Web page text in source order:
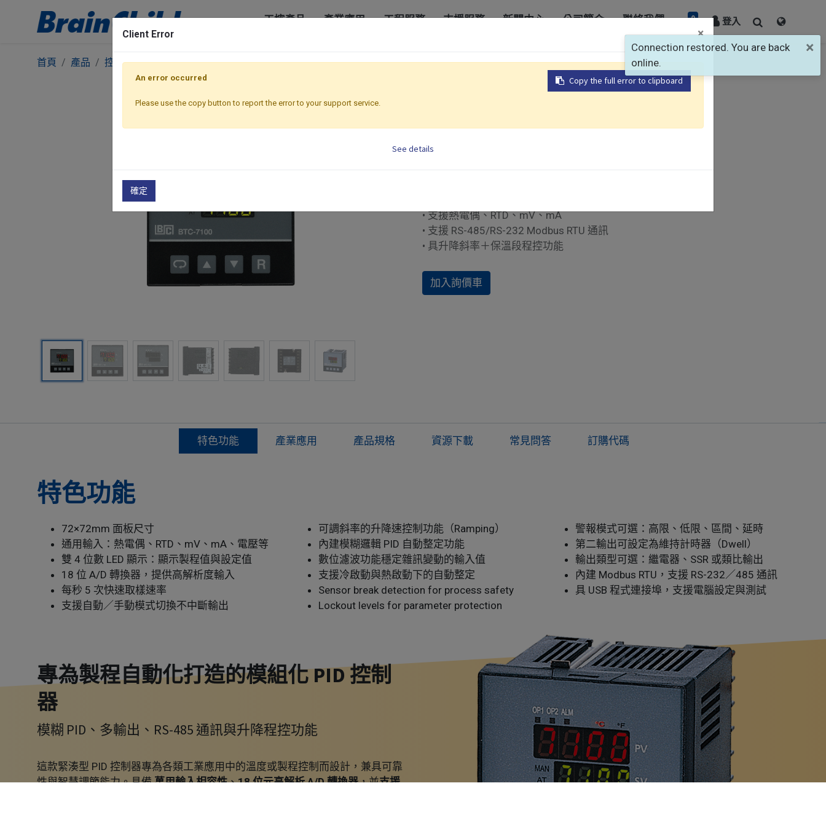
工控產品 產業應用 工程服務 支援服務 新聞中心 公司簡介 聯絡我們 0 登入
首頁 產品 控制器 Classic Premium 系列 Classic Premium 系列 | 72 x 72 mm BTC-7100
Classic Premium 系列 | 72 x 72 mm
PID 溫度控制器
• 支援熱電偶、RTD、mV、mA
• 支援 RS-485/RS-232 Modbus RTU 通訊
• 具升降斜率＋保溫段程控功能
加入詢價車
特色功能 產業應用 產品規格 資源下載 常見問答 訂購代碼
特色功能
72×72mm 面板尺寸
通用輸入：熱電偶、RTD、mV、mA、電壓等
雙 4 位數 LED 顯示：顯示製程值與設定值
18 位 A/D 轉換器，提供高解析度輸入
每秒 5 次快速取樣速率
支援自動／手動模式切換不中斷輸出
可調斜率的升降速控制功能（Ramping）
內建模糊邏輯 PID 自動整定功能
數位濾波功能穩定雜訊變動的輸入值
支援冷啟動與熱啟動下的自動整定
Sensor break detection for process safety
Lockout levels for parameter protection
警報模式可選：高限、低限、區間、延時
第二輸出可設定為維持計時器（Dwell）
輸出類型可選：繼電器、SSR 或類比輸出
內建 Modbus RTU，支援 RS-232／485 通訊
具 USB 程式連接埠，支援電腦設定與測試
專為製程自動化打造的模組化 PID 控制
器
模糊 PID、多輸出、RS-485 通訊與升降程控功能
這款緊湊型 PID 控制器專為各類工業應用中的溫度或製程控制而設計，兼具可靠
性與智慧調節能力。具備萬用輸入相容性、18 位元高解析 A/D 轉換器，並支援
×
Connection restored. You are back
online.
Client Error ×
Copy the full error to clipboard
An error occurred
Please use the copy button to report the error to your support service.
See details
確定